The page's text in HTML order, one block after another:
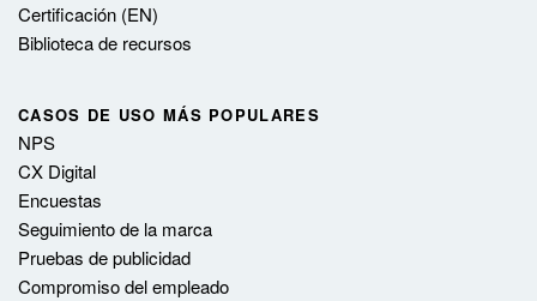
Certificación (EN)
Biblioteca de recursos
CASOS DE USO MÁS POPULARES
NPS
CX Digital
Encuestas
Seguimiento de la marca
Pruebas de publicidad
Compromiso del empleado